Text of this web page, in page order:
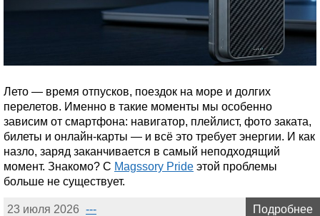
Лето — время отпусков, поездок на море и долгих
перелетов. Именно в такие моменты мы особенно
зависим от смартфона: навигатор, плейлист, фото заката,
билеты и онлайн-карты — и всё это требует энергии. И как
назло, заряд заканчивается в самый неподходящий
момент. Знакомо? С Magssory Pride этой проблемы
больше не существует.
23 июля 2026 --- Подробнее